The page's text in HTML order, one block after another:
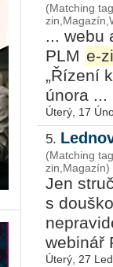
(Matching
... webu
PLM e-
„Řízení
února ...
Úterý, 17
5.
(Matching
zin,Magazín)
Jen
s
webinář
Úterý, 27